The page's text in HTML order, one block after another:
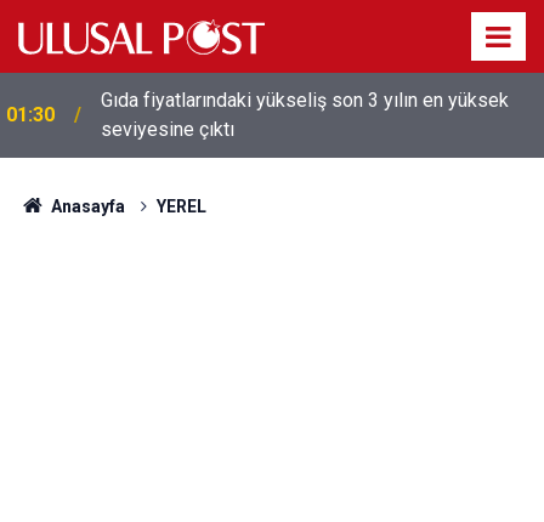
01:30
Gıda fiyatlarındaki yükseliş son 3 yılın en yüksek
seviyesine çıktı
Anasayfa YEREL